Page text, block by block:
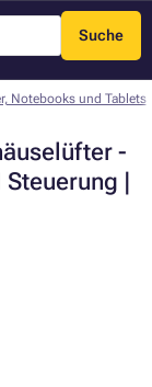
Suche
Menü
Notebooks und Tablets
-
|